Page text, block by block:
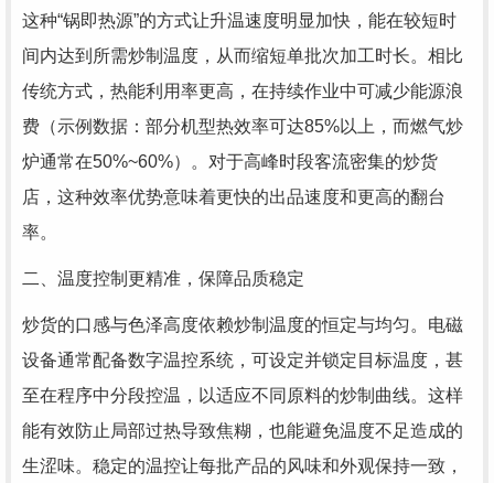
这种“锅即热源”的方式让升温速度明显加快，能在较短时
间内达到所需炒制温度，从而缩短单批次加工时长。相比
传统方式，热能利用率更高，在持续作业中可减少能源浪
费（示例数据：部分机型热效率可达85%以上，而燃气炒
炉通常在50%~60%）。对于高峰时段客流密集的炒货
店，这种效率优势意味着更快的出品速度和更高的翻台
率。
二、温度控制更精准，保障品质稳定
炒货的口感与色泽高度依赖炒制温度的恒定与均匀。电磁
设备通常配备数字温控系统，可设定并锁定目标温度，甚
至在程序中分段控温，以适应不同原料的炒制曲线。这样
能有效防止局部过热导致焦糊，也能避免温度不足造成的
生涩味。稳定的温控让每批产品的风味和外观保持一致，